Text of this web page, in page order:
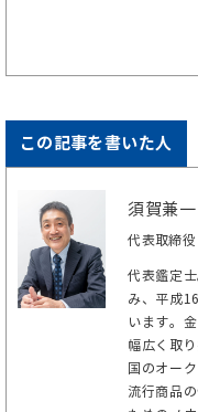
この記事を書いた人
須賀兼一
代表取締役
代表鑑定
み、平成
います。
幅広く取
国のオー
流行商品